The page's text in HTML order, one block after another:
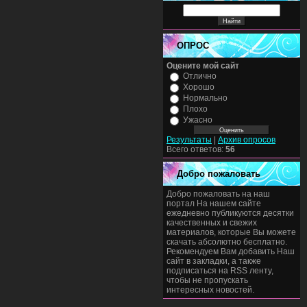
ОПРОС
Оцените мой сайт
Отлично
Хорошо
Нормально
Плохо
Ужасно
Результаты
Архив опросов
Всего ответов: 56
Добро пожаловать
Добро пожаловать на наш
портал На нашем сайте
ежедневно публикуются десятки
качественных и свежих
материалов, которые Вы можете
скачать абсолютно бесплатно.
Рекомендуем Вам добавить Наш
сайт в закладки, а также
подписаться на RSS ленту,
чтобы не пропускать
интересных новостей.